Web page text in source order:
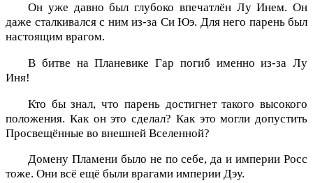
Он уже давно был глубоко впечатлён Лу Инем. Он
даже сталкивался с ним из-за Си Юэ. Для него парень был
настоящим врагом.
В битве на Планевике Гар погиб именно из-за Лу
Иня!
Кто бы знал, что парень достигнет такого высокого
положения. Как он это сделал? Как это могли допустить
Просвещённые во внешней Вселенной?
Домену Пламени было не по себе, да и империи Росс
тоже. Они всё ещё были врагами империи Дэу.